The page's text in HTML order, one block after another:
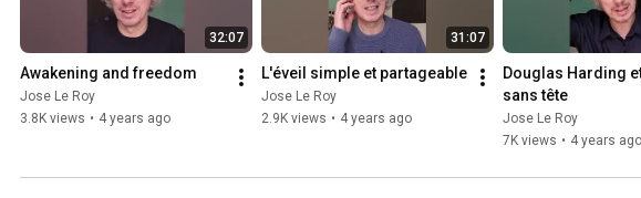
32:07
Awakening and freedom
Jose Le Roy
3.8K views • 4 years ago
31:07
L'éveil simple et partageable
Jose Le Roy
2.9K views • 4 years ago
Douglas Harding
sans tête
Jose Le Roy
7K views • 4 years ago